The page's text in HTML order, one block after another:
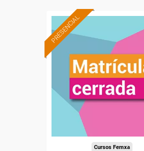
PRESENCIAL
Cursos Femxa